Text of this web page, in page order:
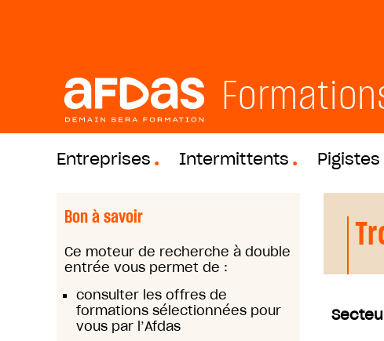
Entreprises Intermittents Pigistes
Bon à savoir
Ce moteur de recherche à double
entrée vous permet de :
consulter les offres de
formations sélectionnées pour
vous par l’Afdas